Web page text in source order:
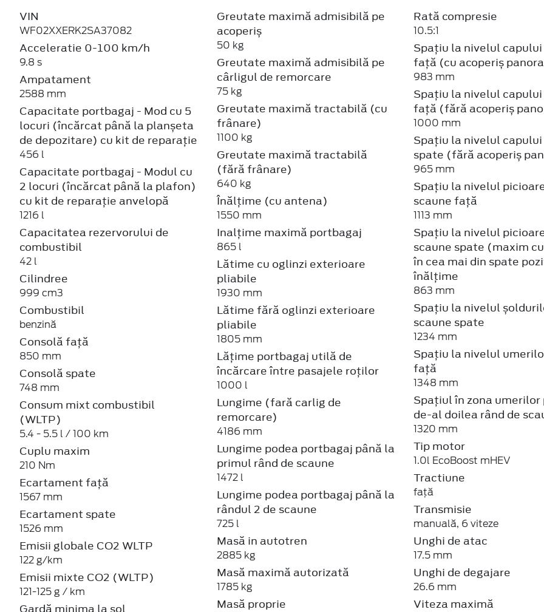
2588 mm
Capacitate portbagaj - Mod cu 5
locuri (încărcat până la planșeta
de depozitare) cu kit de reparație
456 l
Capacitate portbagaj - Modul cu
2 locuri (încărcat până la plafon)
cu kit de reparație anvelopă
1216 l
Capacitatea rezervorului de
combustibil
42 l
Cilindree
999 cm3
Combustibil
benzină
Consolă față
850 mm
Consolă spate
748 mm
Consum mixt combustibil
(WLTP)
5.4 - 5.5 l / 100 km
Cuplu maxim
210 Nm
Ecartament față
1567 mm
Ecartament spate
1526 mm
Emisii globale CO2 WLTP
122 g/km
Emisii mixte CO2 (WLTP)
121-125 g / km
Gardă minima la sol
163 mm
75 kg
Greutate maximă tractabilă (cu
frânare)
1100 kg
Greutate maximă tractabilă
(fără frânare)
640 kg
Înălțime (cu antena)
1550 mm
Inalțime maximă portbagaj
865 l
Lătime cu oglinzi exterioare
pliabile
1930 mm
Lătime fără oglinzi exterioare
pliabile
1805 mm
Lățime portbagaj utilă de
încărcare între pasajele roților
1000 l
Lungime (fară carlig de
remorcare)
4186 mm
Lungime podea portbagaj până la
primul rând de scaune
1472 l
Lungime podea portbagaj până la
rândul 2 de scaune
725 l
Masă in autotren
2885 kg
Masă maximă autorizată
1785 kg
Masă proprie
1316 kg
Nivel emisii
S 6.2 mHEV
Putere
125 CP
Spațiu la nivelul capului
față (fără acoperiș
1000 mm
Spațiu la nivelul capului
spate (fără acoperiș
965 mm
Spațiu la nivelul
scaune față
1113 mm
Spațiu la nivelul
scaune spate (maxim cu
în cea mai din spate
înălțime
863 mm
Spațiu la nivelul
scaune spate
1234 mm
Spațiu la nivelul
față
1348 mm
Spațiul în zona umerilor
de-al doilea rând de
1320 mm
Tip motor
1.0l EcoBoost mHEV
Tractiune
față
Transmisie
manuală, 6 viteze
Unghi de atac
17.5 mm
Unghi de degajare
26.6 mm
Viteza maximă
191 km/h